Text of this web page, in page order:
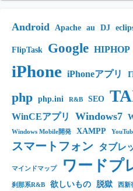
Android Apache au DJ
FlipTask Google HIPHOP
iPhone iPhoneアプリ
php php.ini R&B SEO
WinCEアプリ Windows7
Windows Mobile開発 XAMPP
スマートフォン タブレ
マインドマップ ワードプ
刹那系R&B 欲しいもの 脱獄 西新